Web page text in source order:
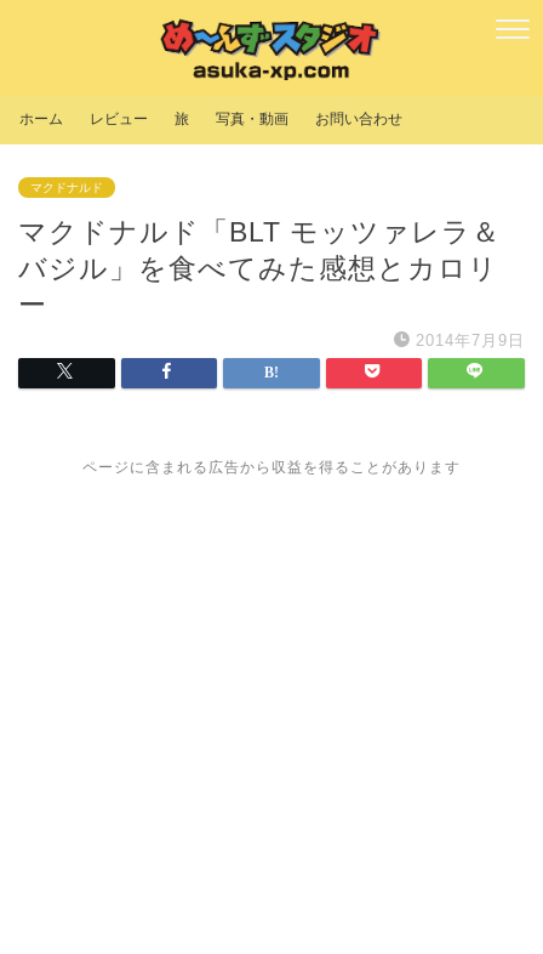
ホーム レビュー 旅 写真・動画 お問い合わせ
マクドナルド
マクドナルド「BLT モッツァレラ＆
バジル」を食べてみた感想とカロリ
ー
2014年7月9日
ページに含まれる広告から収益を得ることがあります